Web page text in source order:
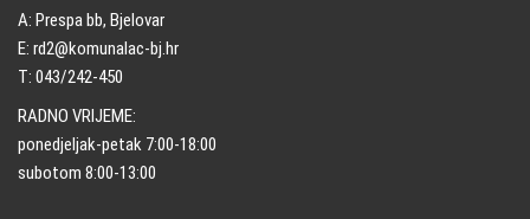
A: Prespa bb, Bjelovar
E: rd2@komunalac-bj.hr
T: 043/242-450
RADNO VRIJEME:
ponedjeljak-petak 7:00-18:00
subotom 8:00-13:00